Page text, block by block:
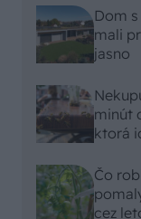
Dom
mali
jasno
minút
ktorá
Čo
cez